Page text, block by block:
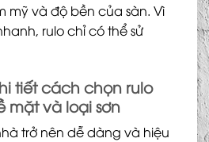
mỹ và độ bền của sàn. Vì
rulo chỉ có thể sử
tiết cách chọn rulo
mặtvà loại sơn
trở nên dễ dàng và hiệu